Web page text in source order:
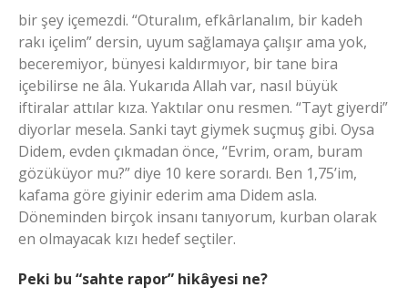
bir şey içemezdi. “Oturalım, efkârlanalım, bir kadeh
rakı içelim” dersin, uyum sağlamaya çalışır ama yok,
beceremiyor, bünyesi kaldırmıyor, bir tane bira
içebilirse ne âla. Yukarıda Allah var, nasıl büyük
iftiralar attılar kıza. Yaktılar onu resmen. “Tayt giyerdi”
diyorlar mesela. Sanki tayt giymek suçmuş gibi. Oysa
Didem, evden çıkmadan önce, “Evrim, oram, buram
gözüküyor mu?” diye 10 kere sorardı. Ben 1,75’im,
kafama göre giyinir ederim ama Didem asla.
Döneminden birçok insanı tanıyorum, kurban olarak
en olmayacak kızı hedef seçtiler.
Peki bu “sahte rapor” hikâyesi ne?